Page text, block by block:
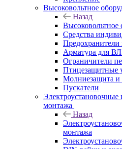
Высоковольтное
Назад
Высоковольтное
Средства
Предохранители
Арматура для
Ограничители
Птицезащитные
Молниезащита и
Пускатели
Электроустановочные
монтажа
Назад
монтажа